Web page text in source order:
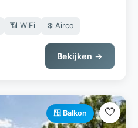
📶 WiFi ❄️ Airco
Bekijken →
🪟 Balkon 🤍